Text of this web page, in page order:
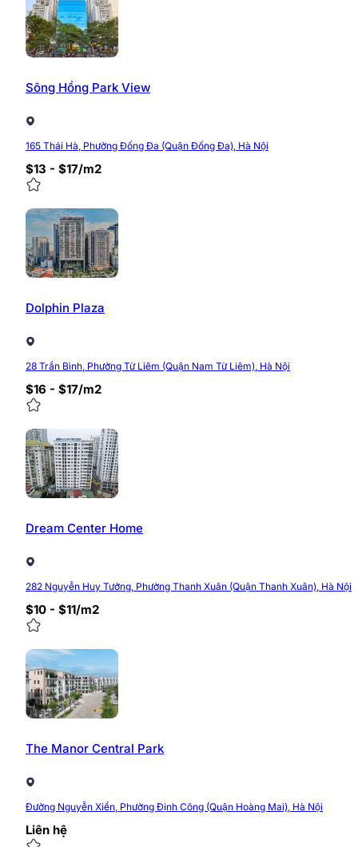
Địa chỉ:Tòa nhà CIC Tower, Trung Kính, Cầu
Sông Hồng Park View
165 Thái Hà, Phường Đống Đa (Quận Đống Đa), Hà Nội
$13 - $17/m2
Dolphin Plaza
28 Trần Bình, Phường Từ Liêm (Quận Nam Từ Liêm), Hà Nội
$16 - $17/m2
Dream Center Home
282 Nguyễn Huy Tưởng, Phường Thanh Xuân (Quận Thanh Xuân), Hà Nội
$10 - $11/m2
The Manor Central Park
Đường Nguyễn Xiển, Phường Định Công (Quận Hoàng Mai), Hà Nội
Liên hệ